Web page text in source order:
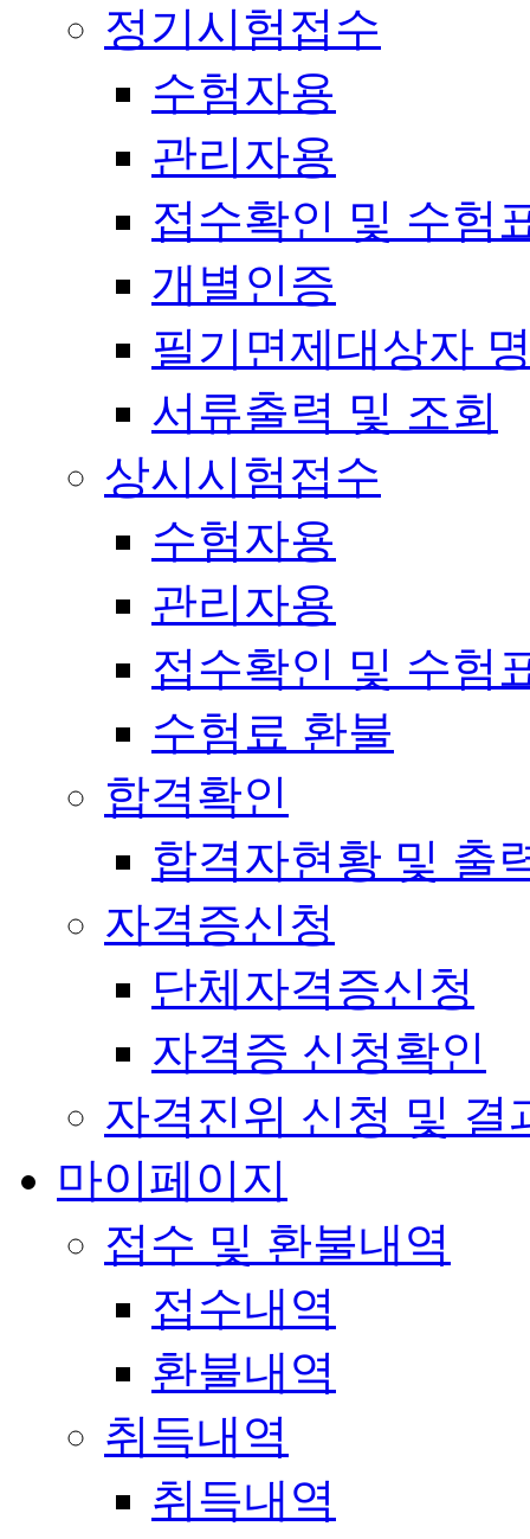
정기시험접수
수험자용
관리자용
접수확인 및 수험
개별인증
필기면제대상자
서류출력 및 조회
상시시험접수
수험자용
관리자용
접수확인 및 수험
수험료 환불
합격확인
합격자현황 및 출
자격증신청
단체자격증신청
자격증 신청확인
자격진위 신청 및 결
마이페이지
접수 및 환불내역
접수내역
환불내역
취득내역
취득내역